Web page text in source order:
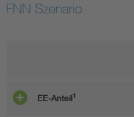
FNN Szenario
EE-Anteil1